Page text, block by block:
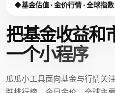
基金估值 · 金价行情 · 全球指数
把基金收益和
一个小程序
瓜瓜小工具面向基金与行情关